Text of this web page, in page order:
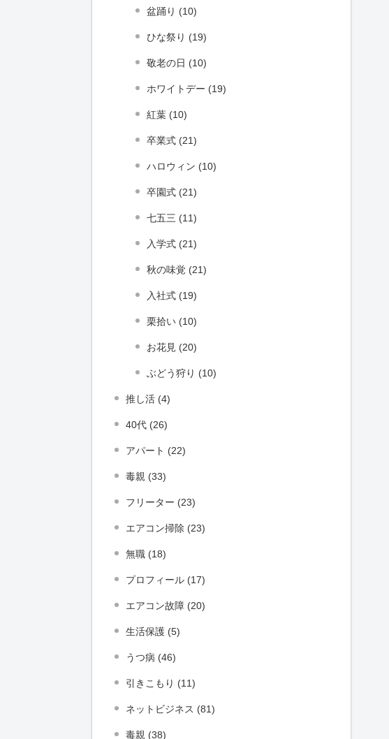
盆踊り (10)
ひな祭り (19)
敬老の日 (10)
ホワイトデー (19)
紅葉 (10)
卒業式 (21)
ハロウィン (10)
卒園式 (21)
七五三 (11)
入学式 (21)
秋の味覚 (21)
入社式 (19)
栗拾い (10)
お花見 (20)
ぶどう狩り (10)
推し活 (4)
40代 (26)
アパート (22)
毒親 (33)
フリーター (23)
エアコン掃除 (23)
無職 (18)
プロフィール (17)
エアコン故障 (20)
生活保護 (5)
うつ病 (46)
引きこもり (11)
ネットビジネス (81)
毒親 (38)